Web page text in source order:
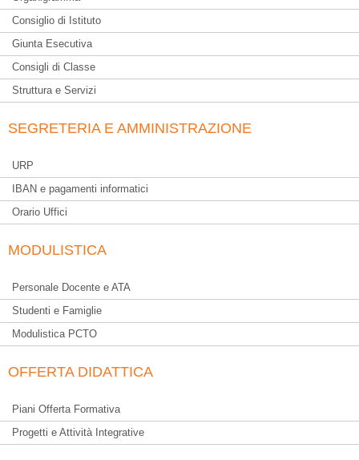
Consiglio di Istituto
Giunta Esecutiva
Consigli di Classe
Struttura e Servizi
SEGRETERIA E AMMINISTRAZIONE
URP
IBAN e pagamenti informatici
Orario Uffici
MODULISTICA
Personale Docente e ATA
Studenti e Famiglie
Modulistica PCTO
OFFERTA DIDATTICA
Piani Offerta Formativa
Progetti e Attività Integrative